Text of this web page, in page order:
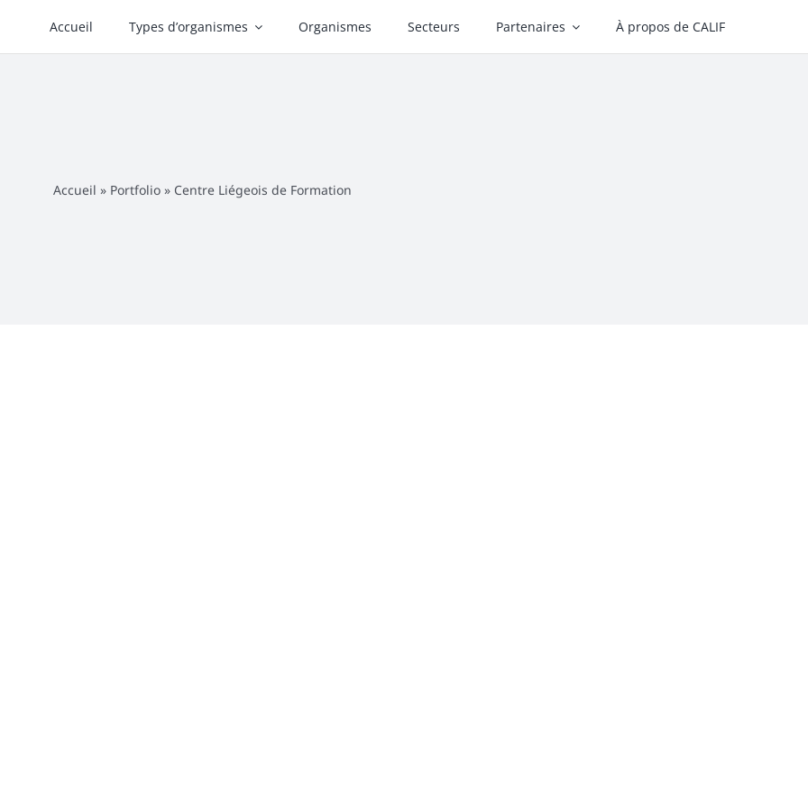
Accueil Types d’organismes Organismes Secteurs Partenaires À propos de CALIF
Accueil » Portfolio» Centre Liégeois de Formation